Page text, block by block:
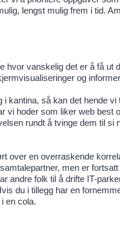
lengst mulig frem i tid.
vanskelig det er å få ut
og
kantina, så kan det hende
vi hoder som liker web
rundt å tvinge dem til si
over en overraskende
men er
andre folk til å drifte IT-
du i tillegg har en
en cola.